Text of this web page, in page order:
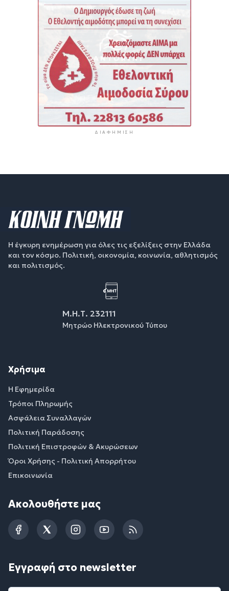
ΔΙΑΦΉΜΙΣΗ
Η έγκυρη ενημέρωση για όλες τις εξελίξεις στην Ελλάδα
και τον κόσμο. Πολιτική, οικονομία, κοινωνία, αθλητισμός
και πολιτισμός.
Μ.Η.Τ. 232111
Μητρώο Ηλεκτρονικού Τύπου
Χρήσιμα
Η Εφημερίδα
Τρόποι Πληρωμής
Ασφάλεια Συναλλαγών
Πολιτική Παράδοσης
Πολιτική Επιστροφών & Ακυρώσεων
Όροι Χρήσης - Πολιτική Απορρήτου
Επικοινωνία
Ακολουθήστε μας
FacebookTwitterInstagramYouTubeRSS
Εγγραφή στο newsletter